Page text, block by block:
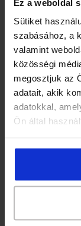
Ez a weboldal
Sütiket
szabásához, a
valamint
közösségi
megosztjuk az
adatait, akik
adatokkal,
Ön által